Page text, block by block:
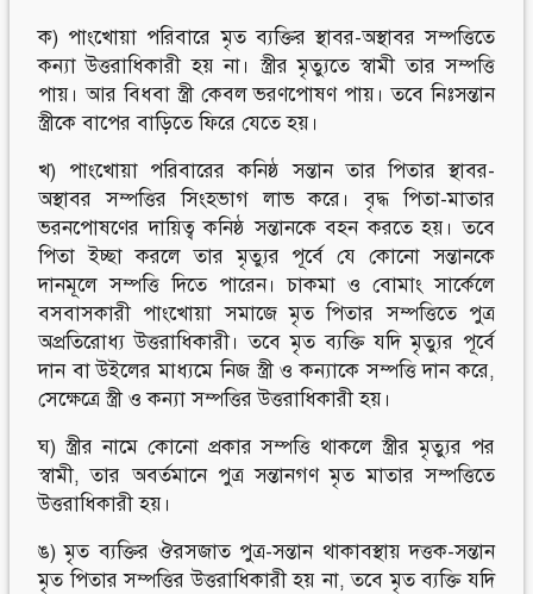
ক) পাংখোয়া পরিবারে মৃত ব্যক্তির স্থাবর-অস্থাবর সম্পত্তিতে
কন্যা উত্তরাধিকারী হয় না। স্ত্রীর মৃত্যুতে স্বামী তার সম্পত্তি
পায়। আর বিধবা স্ত্রী কেবল ভরণপোষণ পায়। তবে নিঃসন্তান
স্ত্রীকে বাপের বাড়িতে ফিরে যেতে হয়।
খ) পাংখোয়া পরিবারের কনিষ্ঠ সন্তান তার পিতার স্থাবর-
অস্থাবর সম্পত্তির সিংহভাগ লাভ করে। বৃদ্ধ পিতা-মাতার
ভরনপোষণের দায়িত্ব কনিষ্ঠ সন্তানকে বহন করতে হয়। তবে
পিতা ইচ্ছা করলে তার মৃত্যুর পূর্বে যে কোনো সন্তানকে
দানমূলে সম্পত্তি দিতে পারেন। চাকমা ও বোমাং সার্কেলে
বসবাসকারী পাংখোয়া সমাজে মৃত পিতার সম্পত্তিতে পুত্র
অপ্রতিরোধ্য উত্তরাধিকারী। তবে মৃত ব্যক্তি যদি মৃত্যুর পূর্বে
দান বা উইলের মাধ্যমে নিজ স্ত্রী ও কন্যাকে সম্পত্তি দান করে,
সেক্ষেত্রে স্ত্রী ও কন্যা সম্পত্তির উত্তরাধিকারী হয়।
ঘ) স্ত্রীর নামে কোনো প্রকার সম্পত্তি থাকলে স্ত্রীর মৃত্যুর পর
স্বামী, তার অবর্তমানে পুত্র সন্তানগণ মৃত মাতার সম্পত্তিতে
উত্তরাধিকারী হয়।
ঙ) মৃত ব্যক্তির ঔরসজাত পুত্র-সন্তান থাকাবস্থায় দত্তক-সন্তান
মৃত পিতার সম্পত্তির উত্তরাধিকারী হয় না, তবে মৃত ব্যক্তি যদি